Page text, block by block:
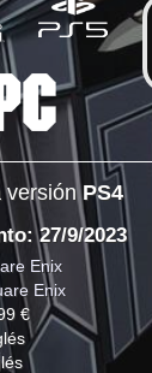
versiónPS4
27/9/2023
Enix
Enix
€